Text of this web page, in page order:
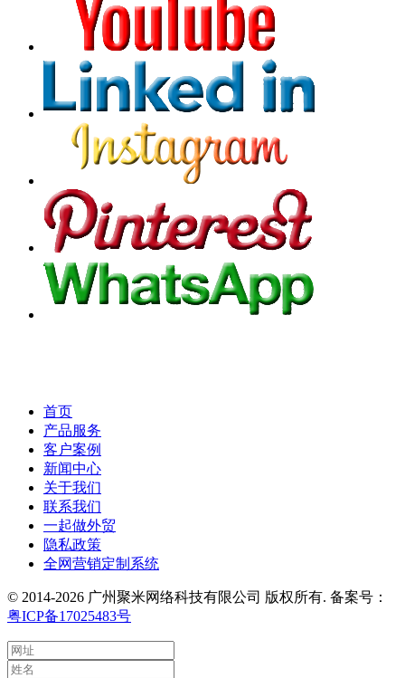
首页
产品服务
客户案例
新闻中心
关于我们
联系我们
一起做外贸
隐私政策
全网营销定制系统
© 2014-2026 广州聚米网络科技有限公司 版权所有. 备案号：
粤ICP备17025483号